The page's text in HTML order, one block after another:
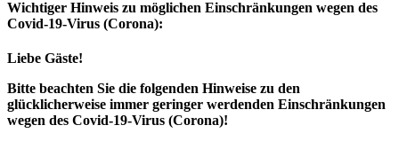
Wichtiger Hinweis zu möglichen Ein­schränk­ungen wegen des
Covid-19-Virus (Corona):
Liebe Gäste!
Bitte beachten Sie die folgenden Hinweise zu den
glücklicherweise immer geringer werdenden Einschränkungen
wegen des Covid-19-Virus (Corona)!